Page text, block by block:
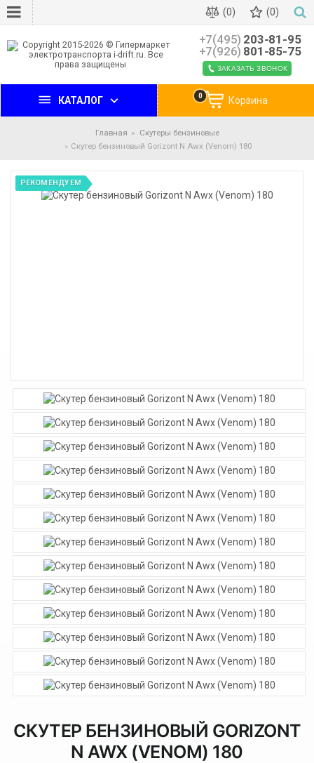
(0) (0)
+7(495) 203-81-95
+7(926) 801-85-75
ЗАКАЗАТЬ ЗВОНОК
КАТАЛОГ Корзина
0
Главная
Скутеры бензиновые
Скутер бензиновый Gorizont N Awx (Venom) 180
РЕКОМЕНДУЕМ
СКУТЕР БЕНЗИНОВЫЙ GORIZONT
N AWX (VENOM) 180